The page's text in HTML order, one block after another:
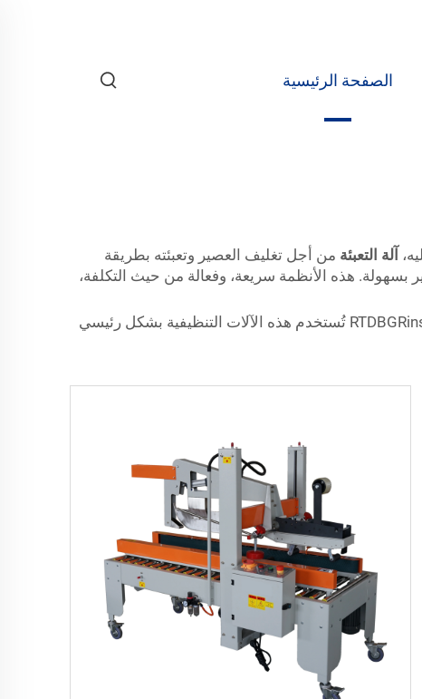
الصفحة الرئيسية
آلة التعبئة من أجل تغليف العصير وتعبئته بطريقة
بسهولة. هذه الأنظمة سريعة، وفعالة من حيث التكلفة،
آلة تعبئة زجاجات عصير الفواكه --- عالية السرعة لخط إنتاج عصير الفواكه الخاص بك RTDBGRinser CSBR40/CSBR70/CSBR120 تُستخدم هذه الآلات التنظيفية بشكل رئيسي